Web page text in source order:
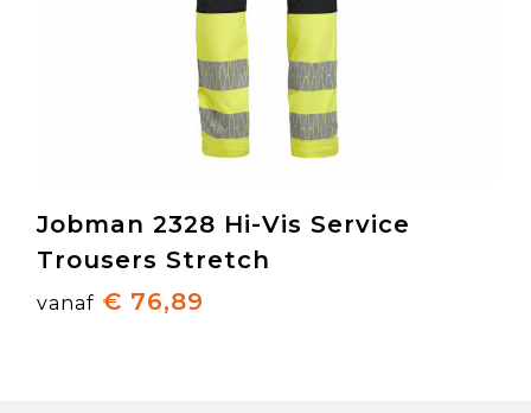
Jobman 2328 Hi-Vis Service
Trousers Stretch
vanaf € 76,89